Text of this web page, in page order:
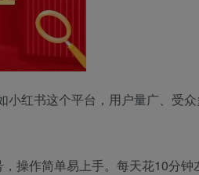
红书这个平台，用户量广、受
操作简单易上手。每天花10分钟